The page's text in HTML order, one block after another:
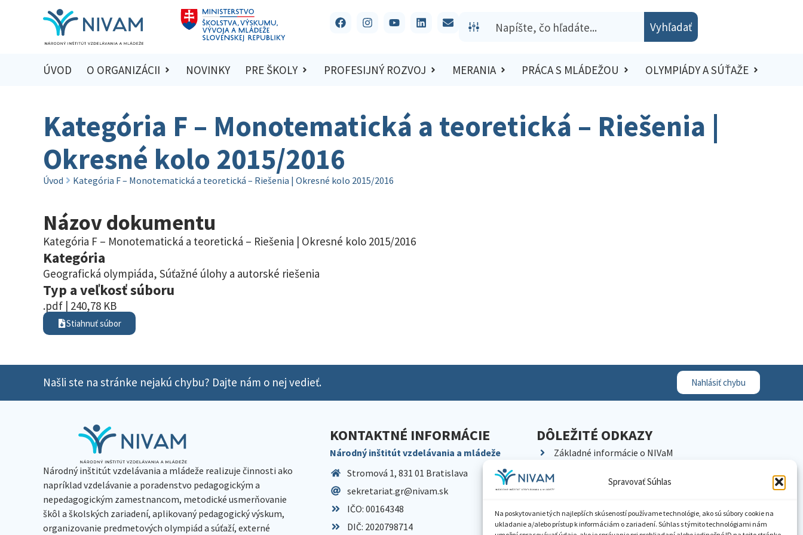
Spravovať Súhlas
Na poskytovanie tých najlepších skúseností používame technológie, ako sú súbory cookie na
ukladanie a/alebo prístup k informáciám o zariadení. Súhlas s týmito technológiami nám
Vyhľadať
ÚVOD O ORGANIZÁCII NOVINKY PRE ŠKOLY PROFESIJNÝ ROZVOJ MERANIA PRÁCA S MLÁDEŽOU OLYMPIÁDY A SÚŤAŽE
Kategória F – Monotematická a teoretická – Riešenia |
Okresné kolo 2015/2016
Úvod Kategória F – Monotematická a teoretická – Riešenia | Okresné kolo 2015/2016
Názov dokumentu
Kategória F – Monotematická a teoretická – Riešenia | Okresné kolo 2015/2016
Kategória
Geografická olympiáda, Súťažné úlohy a autorské riešenia
Typ a veľkosť súboru
.pdf | 240,78 KB
Stiahnuť súbor
Našli ste na stránke nejakú chybu? Dajte nám o nej vedieť. Nahlásiť chybu
Národný inštitút vzdelávania a mládeže realizuje činnosti ako
napríklad vzdelávanie a poradenstvo pedagogickým a
nepedagogickým zamestnancom, metodické usmerňovanie
škôl a školských zariadení, aplikovaný pedagogický výskum,
organizovanie predmetových olympiád a súťaží, externé
KONTAKTNÉ INFORMÁCIE
Národný inštitút vzdelávania a mládeže
Stromová 1, 831 01 Bratislava
sekretariat.gr@nivam.sk
IČO: 00164348
DIČ: 2020798714
DÔLEŽITÉ ODKAZY
Základné informácie o NIVaM
Kariéra
Pracoviská NIVaM